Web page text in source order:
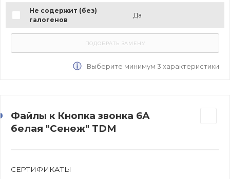
Не содержит (без)
галогенов
Да
Выберите минимум 3 характеристики
Файлы к Кнопка звонка 6А
белая "Сенеж" TDM
СЕРТИФИКАТЫ